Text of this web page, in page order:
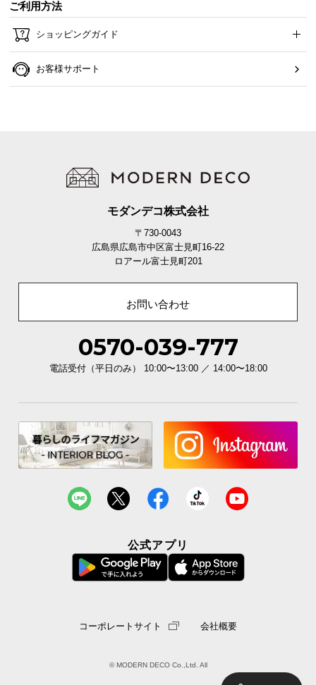
ご利用方法
ショッピングガイド
お客様サポート
モダンデコ株式会社
〒730-0043
広島県広島市中区富士見町16-22
ロアール富士見町201
お問い合わせ
0570-039-777
電話受付（平日のみ） 10:00〜13:00 ／ 14:00〜18:00
公式アプリ
コーポレートサイト 会社概要
© MODERN DECO Co.,Ltd. All